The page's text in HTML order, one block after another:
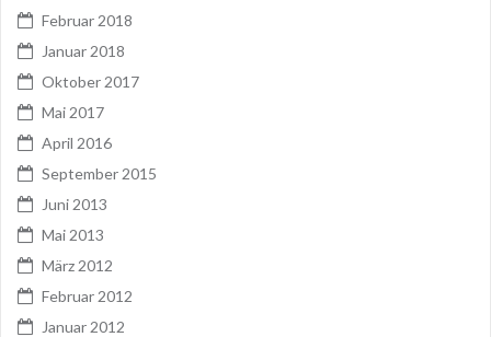
Februar 2018
Januar 2018
Oktober 2017
Mai 2017
April 2016
September 2015
Juni 2013
Mai 2013
März 2012
Februar 2012
Januar 2012